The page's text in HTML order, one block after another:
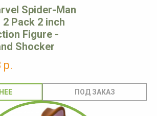
Spider-Man
Pack 2 inch
Figure -
Shocker
р.